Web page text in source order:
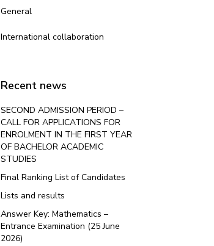
General
International collaboration
Recent news
SECOND ADMISSION PERIOD –
CALL FOR APPLICATIONS FOR
ENROLMENT IN THE FIRST YEAR
OF BACHELOR ACADEMIC
STUDIES
Final Ranking List of Candidates
Lists and results
Answer Key: Mathematics –
Entrance Examination (25 June
2026)